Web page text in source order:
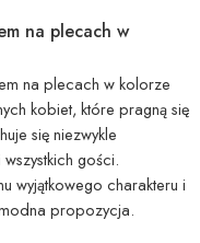
na plecach w
na plecach w kolorze
kobiet, które pragną się
się niezwykle
gości.
wyjątkowego charakteru i
propozycja.